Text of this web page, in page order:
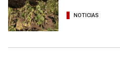
NOTICIAS